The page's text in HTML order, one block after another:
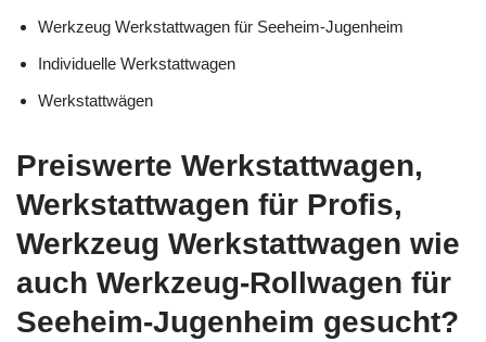
Werkzeug Werkstattwagen für Seeheim-Jugenheim
Individuelle Werkstattwagen
Werkstattwägen
Preiswerte Werkstattwagen,
Werkstattwagen für Profis,
Werkzeug Werkstattwagen wie
auch Werkzeug-Rollwagen für
Seeheim-Jugenheim gesucht?